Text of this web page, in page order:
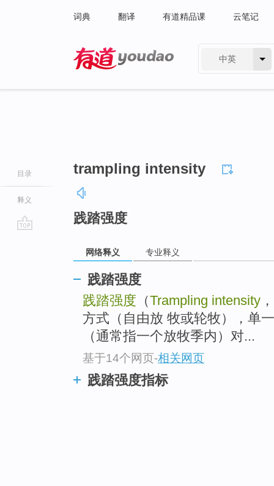
词典 翻译 有道精品课 云笔记
中英
目录
释义
trampling intensity
践踏强度
网络释义 专业释义
践踏强度
践踏强度 （Trampling intensity
方式（自由放 牧或轮牧），单
（通常指一个放牧季内）对...
基于14个网页-相关网页
践踏强度指标